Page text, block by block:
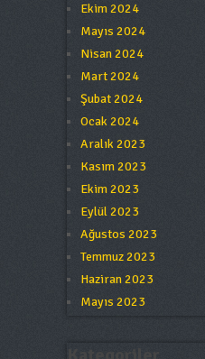
Ekim 2024
Mayıs 2024
Nisan 2024
Mart 2024
Şubat 2024
Ocak 2024
Aralık 2023
Kasım 2023
Ekim 2023
Eylül 2023
Ağustos 2023
Temmuz 2023
Haziran 2023
Mayıs 2023